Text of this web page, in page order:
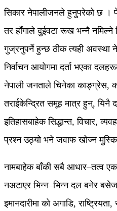
सिकार नेपालीजनले हुनुपरेको छ
तर हाँगाले दुईवटा रूख भन्नै नमिल्ने
गुज्रनुपर्ने हुन्छ ठीक त्यही अवस्था
निर्वाचन आयोगमा दर्ता भएका
नेपाली जनताले चिनेका काङ्ग्रेस,
तराईकेन्द्रित समूह मात्र हुन्, यिनै
इतिहासबाहेक सिद्धान्त, विचार,
प्रश्न उठ्यो भने जवाफ खोज्न
नामबाहेक बाँकी सबै आधार–तत्व
नअटाएर भिन्न–भिन्न दल बनेर
इमानदारीमा को अगाडि,